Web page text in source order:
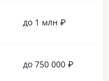
до 1 млн ₽
до 750 000 ₽